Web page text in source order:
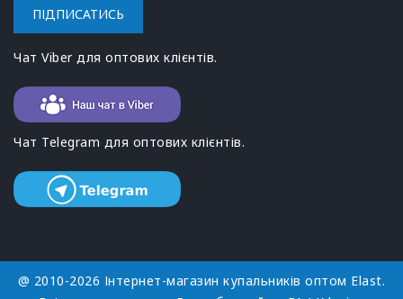
ПІДПИСАТИСЬ
Чат Viber для оптових клієнтів.
Чат Telegram для оптових клієнтів.
@ 2010-2026 Інтернет-магазин купальників оптом Elast.